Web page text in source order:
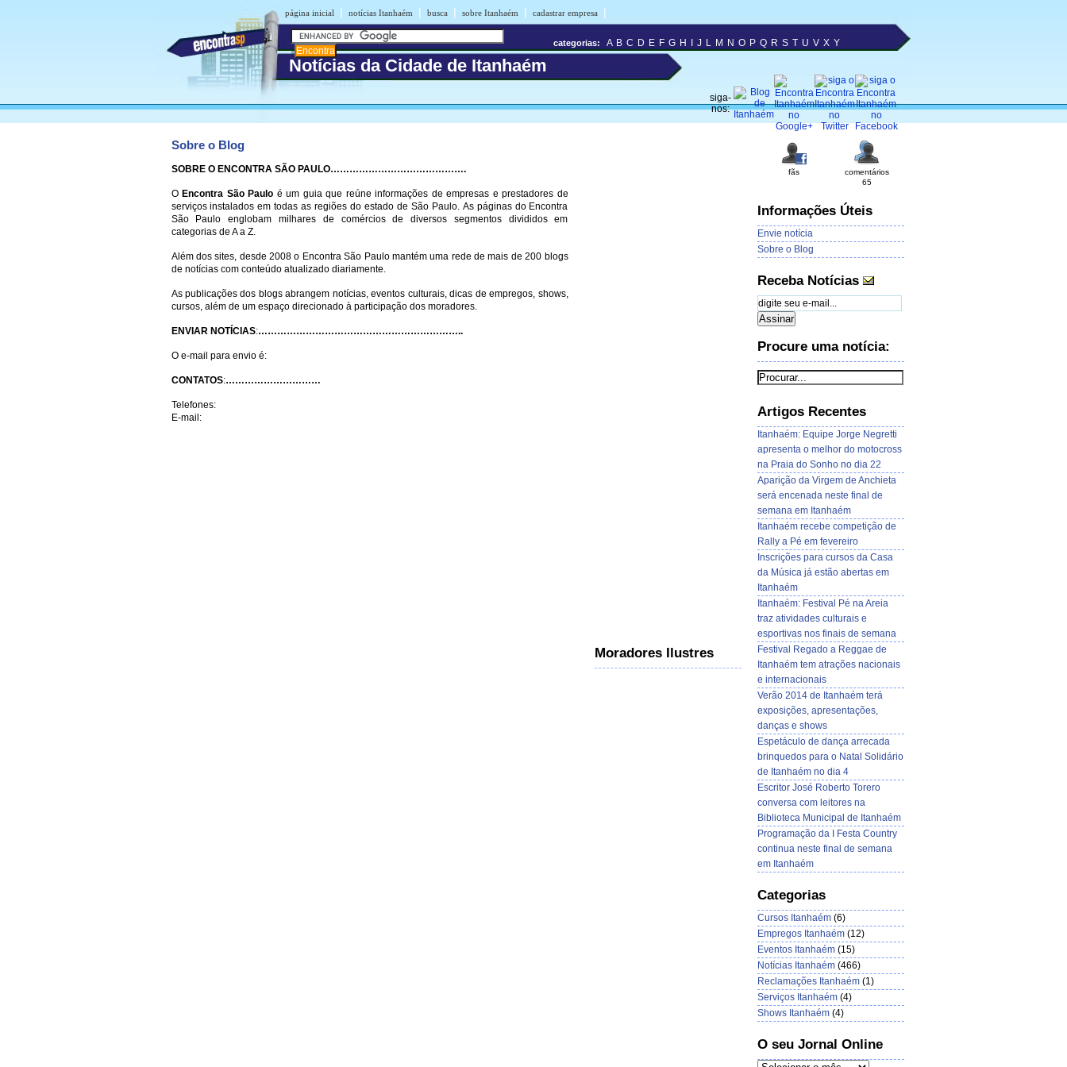
página inicial | notícias Itanhaém | busca | sobre Itanhaém | cadastrar empresa |
Notícias da Cidade de Itanhaém
siga-
nos:
categorias: A B C D E F G H J L M N O P Q R S T U V X Y
Sobre o Blog
SOBRE O ENCONTRA SÃO PAULO…………………………………….
O Encontra São Paulo é um guia que reúne informações de empresas e prestadores de
serviços instalados em todas as regiões do estado de São Paulo. As páginas do Encontra
São Paulo englobam milhares de comércios de diversos segmentos divididos em
categorias de A a Z.
Além dos sites, desde 2008 o Encontra São Paulo mantém uma rede de mais de 200 blogs
de notícias com conteúdo atualizado diariamente.
As publicações dos blogs abrangem notícias, eventos culturais, dicas de empregos, shows,
cursos, além de um espaço direcionado à participação dos moradores.
ENVIAR NOTÍCIAS:………………………………………………………..
O e-mail para envio é:
CONTATOS:…………………………
Telefones:
E-mail:
Moradores Ilustres
fãs
comentários
65
Informações Úteis
Envie notícia
Sobre o Blog
Receba Notícias
Procure uma notícia:
Artigos Recentes
Itanhaém: Equipe Jorge Negretti
apresenta o melhor do motocross
na Praia do Sonho no dia 22
Aparição da Virgem de Anchieta
será encenada neste final de
semana em Itanhaém
Itanhaém recebe competição de
Rally a Pé em fevereiro
Inscrições para cursos da Casa
da Música já estão abertas em
Itanhaém
Itanhaém: Festival Pé na Areia
traz atividades culturais e
esportivas nos finais de semana
Festival Regado a Reggae de
Itanhaém tem atrações nacionais
e internacionais
Verão 2014 de Itanhaém terá
exposições, apresentações,
danças e shows
Espetáculo de dança arrecada
brinquedos para o Natal Solidário
de Itanhaém no dia 4
Escritor José Roberto Torero
conversa com leitores na
Biblioteca Municipal de Itanhaém
Programação da I Festa Country
continua neste final de semana
em Itanhaém
Categorias
Cursos Itanhaém(6)
Empregos Itanhaém(12)
Eventos Itanhaém(15)
Notícias Itanhaém(466)
Reclamações Itanhaém(1)
Serviços Itanhaém(4)
Shows Itanhaém(4)
O seu Jornal Online